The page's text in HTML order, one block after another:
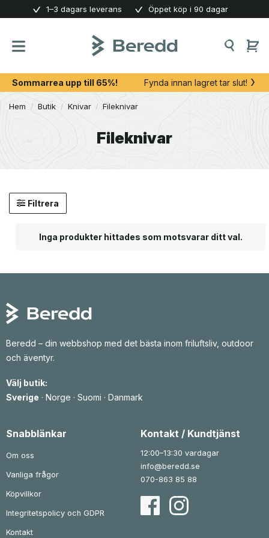
content
1–3 dagars leverans Öppet köp i 90 dagar
Sommarrea upp till 65%! Fynda innan lagret tar slut!
Hem / Butik / Knivar / Fileknivar
Fileknivar
Filtrera
Inga produkter hittades som motsvarar ditt val.
Beredd – din webbshop med det bästa inom friluftsliv, outdoor
och äventyr.
Välj butik:
Sverige · Norge · Suomi · Danmark
Snabblänkar
Om oss
Vanliga frågor
Köpvillkor
Integritetspolicy och GDPR
Kontakt
Kontakt / Kundtjänst
12:00–13:30 vardagar
info@beredd.se
070-863 85 88